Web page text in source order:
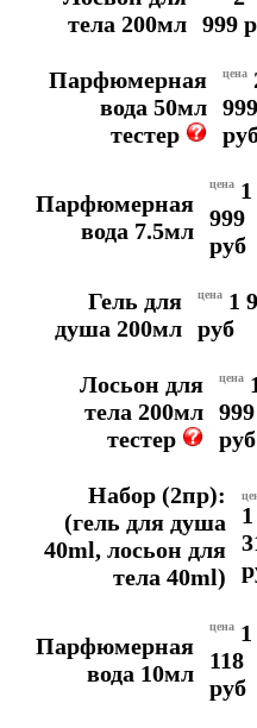
тела 200мл 999
Парфюмерная
вода 50мл
тестер
цена
999
Парфюмерная
вода 7.5мл
цена 1
999
руб
Гель для
душа 200мл
цена 1
руб
Лосьон для
тела 200мл
тестер
цена 1
999
руб
Набор (2пр):
(гель для душа
40ml, лосьон для
тела 40ml)
1
Парфюмерная
вода 10мл
цена 1
118
руб